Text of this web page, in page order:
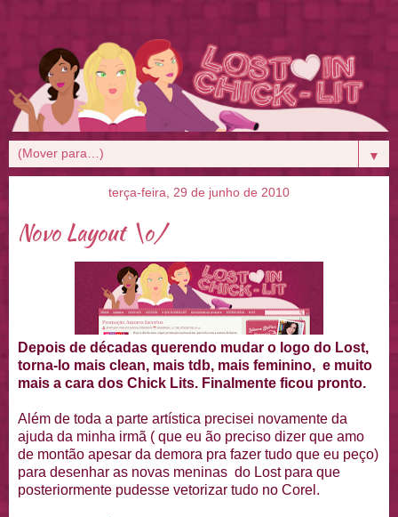
▼
terça-feira, 29 de junho de 2010
Novo Layout \o/
Depois de décadas querendo mudar o logo do Lost,
torna-lo mais clean, mais tdb, mais feminino, e muito
mais a cara dos Chick Lits. Finalmente ficou pronto.
Além de toda a parte artística precisei novamente da
ajuda da minha irmã ( que eu ão preciso dizer que amo
de montão apesar da demora pra fazer tudo que eu peço)
para desenhar as novas meninas do Lost para que
posteriormente pudesse vetorizar tudo no Corel.